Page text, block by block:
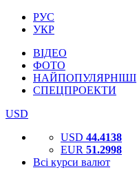
РУС
УКР
ВІДЕО
ФОТО
НАЙПОПУЛЯРНІШІ
СПЕЦПРОЕКТИ
USD
USD 44.4138
EUR 51.2998
Всі курси валют